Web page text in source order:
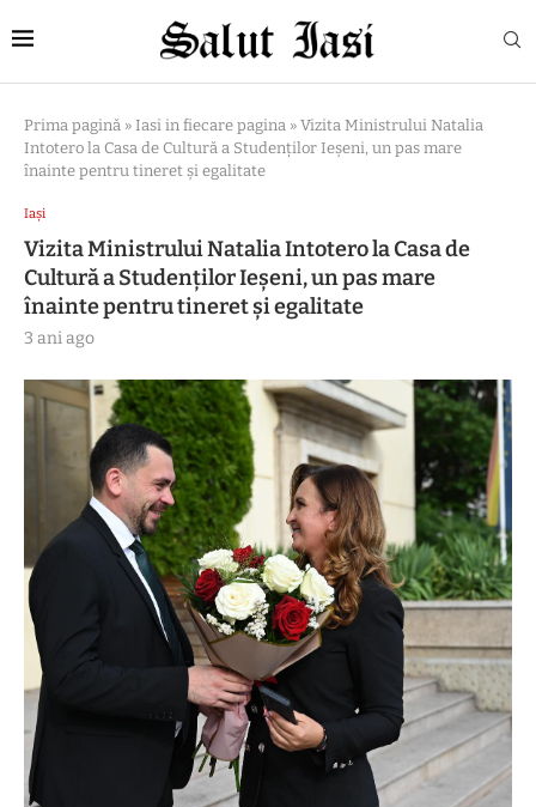
Prima pagină » Iasi in fiecare pagina » Vizita Ministrului Natalia
Intotero la Casa de Cultură a Studenților Ieșeni, un pas mare
înainte pentru tineret și egalitate
Iași
Vizita Ministrului Natalia Intotero la Casa de
Cultură a Studenților Ieșeni, un pas mare
înainte pentru tineret și egalitate
3 ani ago